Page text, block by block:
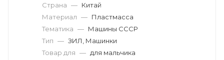
Страна — Китай
Материал — Пластмасса
Тематика — Машины СССР
Тип — ЗИЛ, Машинки
Товар для — для мальчика